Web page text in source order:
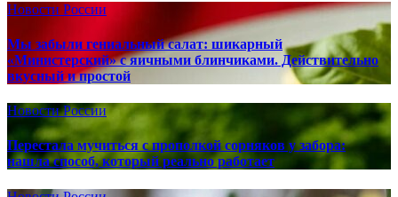
Новости России
Мы забыли гениальный салат: шикарный
«Министерский» с яичными блинчиками. Действительно
вкусный и простой
Новости России
Перестала мучиться с прополкой сорняков у забора:
нашла способ, который реально работает